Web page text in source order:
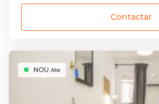
Contactar
NOU Ahir